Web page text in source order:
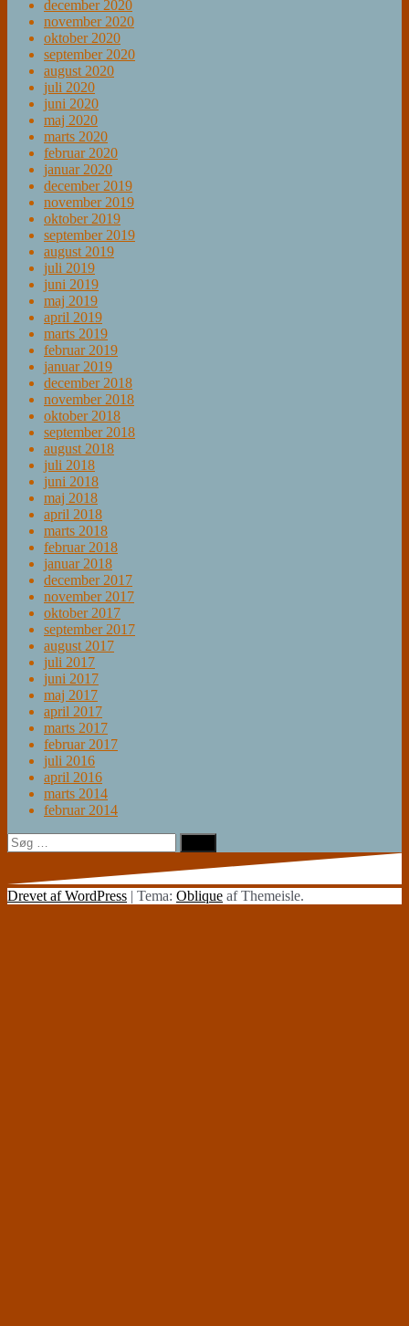
december 2020
november 2020
oktober 2020
september 2020
august 2020
juli 2020
juni 2020
maj 2020
marts 2020
februar 2020
januar 2020
december 2019
november 2019
oktober 2019
september 2019
august 2019
juli 2019
juni 2019
maj 2019
april 2019
marts 2019
februar 2019
januar 2019
december 2018
november 2018
oktober 2018
september 2018
august 2018
juli 2018
juni 2018
maj 2018
april 2018
marts 2018
februar 2018
januar 2018
december 2017
november 2017
oktober 2017
september 2017
august 2017
juli 2017
juni 2017
maj 2017
april 2017
marts 2017
februar 2017
juli 2016
april 2016
marts 2014
februar 2014
Søg
efter:
Drevet af WordPress | Tema: Oblique af Themeisle.